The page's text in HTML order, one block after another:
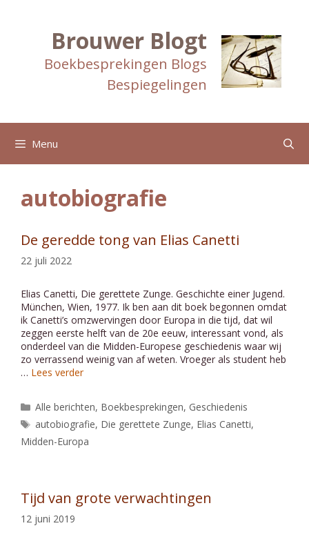
Brouwer Blogt
Boekbesprekingen Blogs
Bespiegelingen
Menu
autobiografie
De geredde tong van Elias Canetti
22 juli 2022
Elias Canetti, Die gerettete Zunge. Geschichte einer Jugend.
München, Wien, 1977. Ik ben aan dit boek begonnen omdat
ik Canetti’s omzwervingen door Europa in die tijd, dat wil
zeggen eerste helft van de 20e eeuw, interessant vond, als
onderdeel van die Midden-Europese geschiedenis waar wij
zo verrassend weinig van af weten. Vroeger als student heb
… Lees verder
Categorieën
Alle berichten, Boekbesprekingen, Geschiedenis
Tags
autobiografie, Die gerettete Zunge, Elias Canetti,
Midden-Europa
Tijd van grote verwachtingen
12 juni 2019